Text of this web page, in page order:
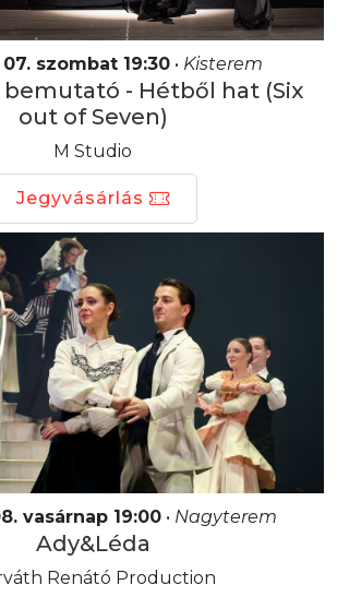
szombat 19:30 • Kisterem
- Hétből hat (Six
out of Seven)
M Studio
Jegyvásárlás
vasárnap 19:00 • Nagyterem
Ady&Léda
Renátó Production